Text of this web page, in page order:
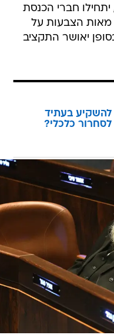
יתחילו חברי הכנסת
הצבעות על
יאושר התקציב
להשקיע בעתיד
לסחרור כלכלי?